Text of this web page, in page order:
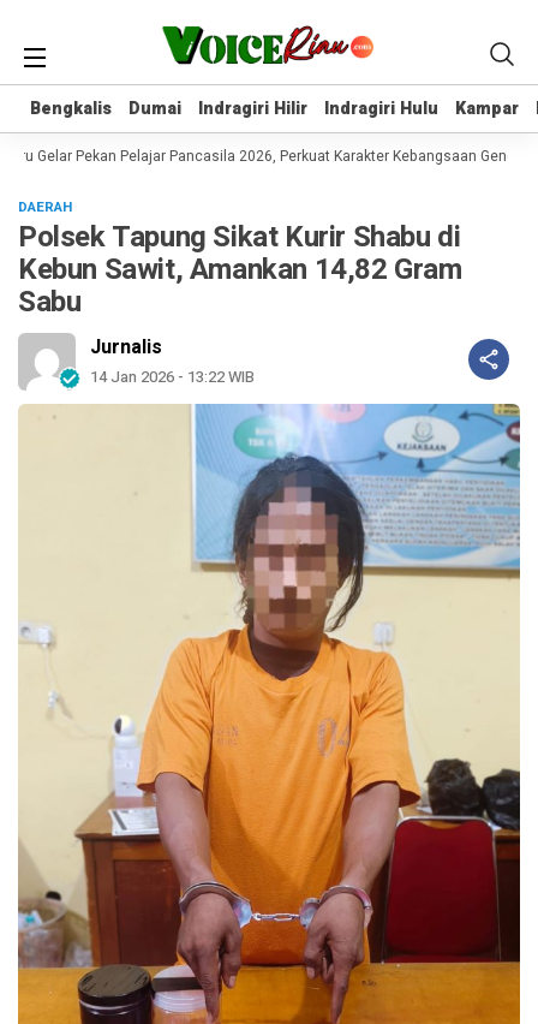
Bengkalis Dumai Indragiri Hilir Indragiri Hulu Kampar
Bengkalis Dumai Indragiri Hilir Indragiri Hulu Kampar
Gelar Pekan Pelajar Pancasila 2026, Perkuat Karakter Kebangsaan Generasi
DAERAH
Polsek Tapung Sikat Kurir Shabu di
Kebun Sawit, Amankan 14,82 Gram
Sabu
Jurnalis
14 Jan 2026 - 13:22 WIB